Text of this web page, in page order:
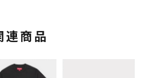
連商品